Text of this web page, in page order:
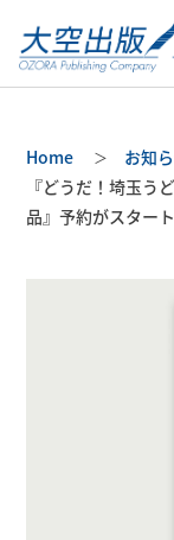
Home
お知
『どうだ！埼玉う
品』予約がスタート